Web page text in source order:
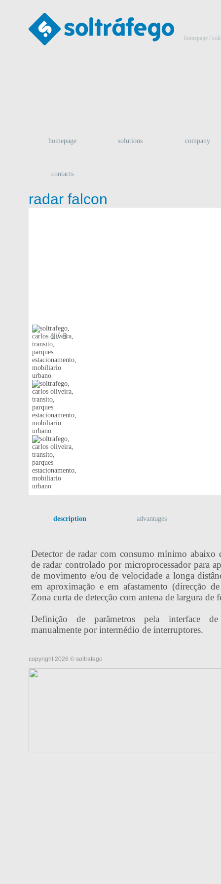
homepage solutions company
contacts
homepage /
radar falcon
1 / 3
description advantages
Detector de radar com consumo mínimo abaixo
de radar controlado por microprocessador para
de movimento e/ou de velocidade a longa
em aproximação e em afastamento (direcção
Zona curta de detecção com antena de largura de
Definição de parâmetros pela interface
manualmente por intermédio de interruptores.
copyright 2026 © soltrafego